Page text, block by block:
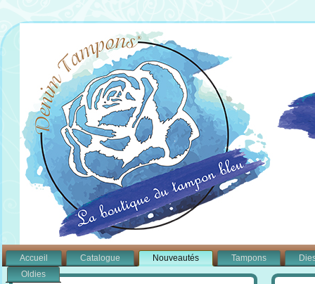
Accueil Catalogue Nouveautés Tampons
Oldies